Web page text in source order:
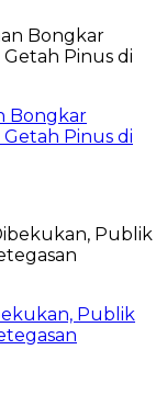
Bongkar
Pinus di
Publik